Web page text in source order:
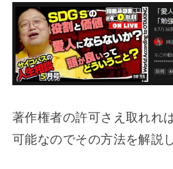
著作権者の許可さえ取れれ
可能なのでその方法を解説し